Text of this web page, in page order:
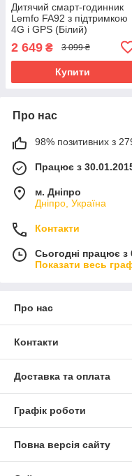
Дитячий смарт-годинник
Lemfo FA92 з підтримкою
4G і GPS (Білий)
2 649 ₴ 3 099 ₴
Купити
Про нас
98% позитивних з 279
Працює з
м. Дніпро
Дніпро, Україна
Контакти
Сьогодні працює з
Показати весь
Про нас
Контакти
Доставка та оплата
Графік роботи
Повна версія сайту